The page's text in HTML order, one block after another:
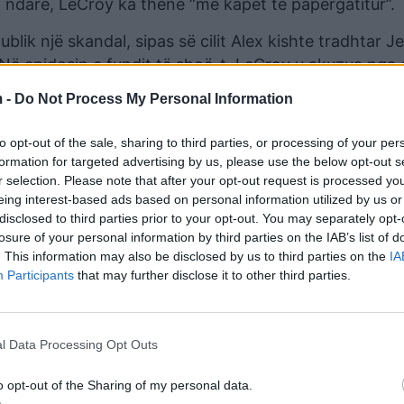
- Do Not Process My Personal Information
opt-out of the sale, sharing to third parties, or processing of your
for targeted advertising by us, please use the below opt-out
selection. Please note that after your opt-out request is processed
interest-based ads based on personal information utilized by us
to third parties prior to your opt-out. You may separately
of your personal information by third parties on the IAB’s list of
This information may also be disclosed by us to third parties on the
Participants that may further disclose it to other third parties.
Data Processing Opt Outs
opt-out of the Sharing of my personal data.
LeCroy ka thënë “më kapët të papërgatitur”.
një skandal, sipas së cilit Alex kishte tradhtar
epidosin e fundit të shoë-t, LeCroy u akuzua nga
martuar të Major League Baseball, e sipas
Madison më vonë i hodhi poshtë këto
vetëm përmes celularit dhe se nuk ka pasur kurrë
t nuk ka qenë aq e vërtetë dhe akuzat që